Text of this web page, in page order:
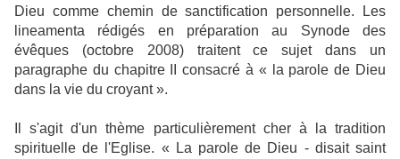
Dieu comme chemin de sanctification personnelle. Les
lineamenta rédigés en préparation au Synode des
évêques (octobre 2008) traitent ce sujet dans un
paragraphe du chapitre II consacré à « la parole de Dieu
dans la vie du croyant ».
Il s'agit d'un thème particulièrement cher à la tradition
spirituelle de l'Eglise. « La parole de Dieu - disait saint